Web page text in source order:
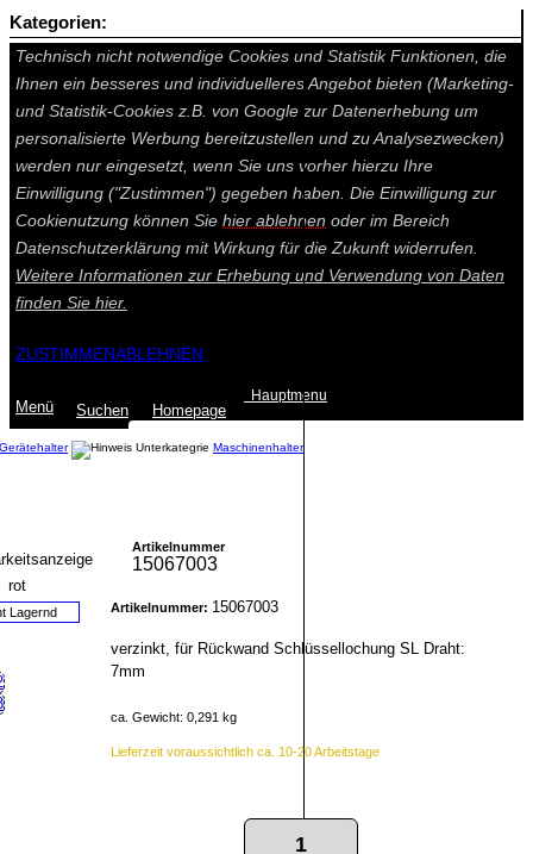
Auf dieser Seite werden technisch notwendige Cookies gesetzt.
Technisch nicht notwendige Cookies und Statistik Funktionen, die
Ihnen ein besseres und individuelleres Angebot bieten (Marketing-
und Statistik-Cookies z.B. von Google zur Datenerhebung um
personalisierte Werbung bereitzustellen und zu Analysezwecken)
werden nur eingesetzt, wenn Sie uns vorher hierzu Ihre
Einwilligung ("Zustimmen") gegeben haben. Die Einwilligung zur
Cookienutzung können Sie hier ablehnen oder im Bereich
Datenschutzerklärung mit Wirkung für die Zukunft widerrufen.
Weitere Informationen zur Erhebung und Verwendung von Daten
finden Sie hier.
ZUSTIMMENABLEHNEN
Menü Suchen Homepage
Hauptmenu
Gerätehalter Maschinenhalter
Lagernd
Artikelnummer
15067003
Artikelnummer: 15067003
verzinkt, für Rückwand Schlüssellochung SL Draht:
7mm
ca. Gewicht: 0,291 kg
Lieferzeit voraussichtlich ca. 10-20 Arbeitstage
Kategorien: